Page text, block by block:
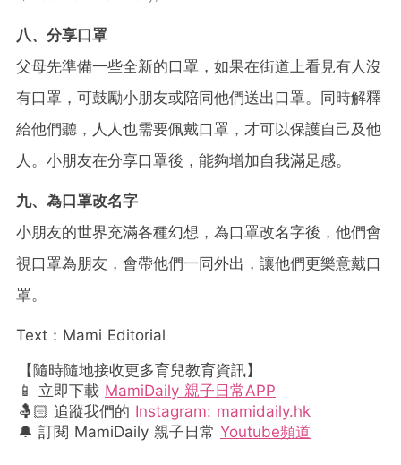
八、分享口罩
父母先準備一些全新的口罩，如果在街道上看見有人沒
有口罩，可鼓勵小朋友或陪同他們送出口罩。同時解釋
給他們聽，人人也需要佩戴口罩，才可以保護自己及他
人。小朋友在分享口罩後，能夠增加自我滿足感。
九、為口罩改名字
小朋友的世界充滿各種幻想，為口罩改名字後，他們會
視口罩為朋友，會帶他們一同外出，讓他們更樂意戴口
罩。
Text：Mami Editorial
【隨時隨地接收更多育兒教育資訊】
📱 立即下載 MamiDaily 親子日常APP
🤱🏻 追蹤我們的 Instagram: mamidaily.hk
🔔 訂閱 MamiDaily 親子日常 Youtube頻道